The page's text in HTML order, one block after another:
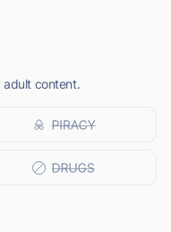
adult content.